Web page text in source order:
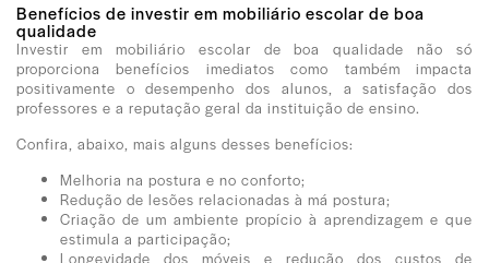
Benefícios de investir em mobiliário escolar de boa
qualidade
Investir em mobiliário escolar de boa qualidade não só
proporciona benefícios imediatos como também impacta
positivamente o desempenho dos alunos, a satisfação dos
professores e a reputação geral da instituição de ensino.
Confira, abaixo, mais alguns desses benefícios:
Melhoria na postura e no conforto;
Redução de lesões relacionadas à má postura;
Criação de um ambiente propício à aprendizagem e que
estimula a participação;
Longevidade dos móveis e redução dos custos de